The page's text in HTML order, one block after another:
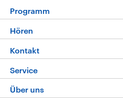
Programm
Die Nachrichten
Nachrichtenleicht
Neue Beiträge auf dlf.de
Hören
Livestream
Podcasts
Deutschlandfunk App
Kontakt
Service
FAQ
Über uns